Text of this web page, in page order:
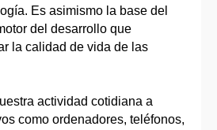
Es asimismo la base del
del desarrollo que
la calidad de vida de las
actividad cotidiana a
como ordenadores, teléfonos,